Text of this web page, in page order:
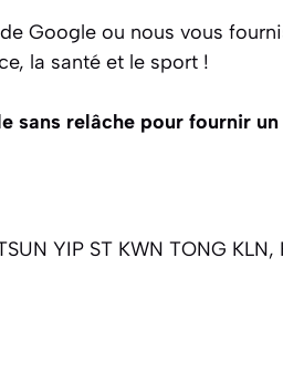
Google ou nous vous
la santé et le sport !
sans relâche pour fournir
YIP ST KWN TONG KLN,